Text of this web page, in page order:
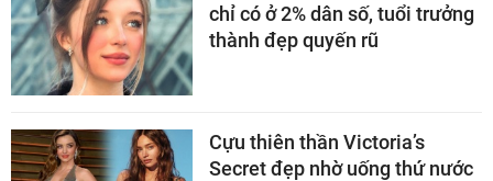
chỉ có ở 2% dân số, tuổi trưởng
thành đẹp quyến rũ
Cựu thiên thần Victoria’s
Secret đẹp nhờ uống thứ nước